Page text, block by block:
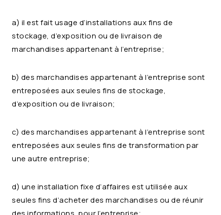
a) il est fait usage d’installations aux fins de
stockage, d’exposition ou de livraison de
marchandises appartenant à l’entreprise;
b) des marchandises appartenant à l’entreprise sont
entreposées aux seules fins de stockage,
d’exposition ou de livraison;
c) des marchandises appartenant à l’entreprise sont
entreposées aux seules fins de transformation par
une autre entreprise;
d) une installation fixe d’affaires est utilisée aux
seules fins d’acheter des marchandises ou de réunir